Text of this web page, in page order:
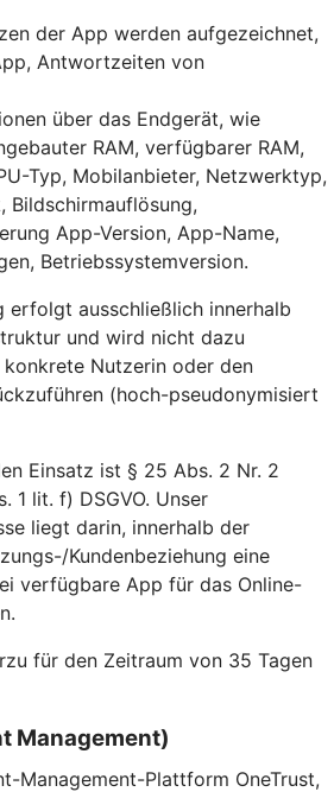
der App werden aufgezeichnet,
Antwortzeiten von
über das Endgerät, wie
RAM, verfügbarer RAM,
Typ, Mobilanbieter, Netzwerktyp,
Bildschirmauflösung,
App-Version, App-Name,
Betriebssystemversion.
erfolgt ausschließlich innerhalb
und wird nicht dazu
Nutzerin oder den
(hoch-pseudonymisiert
Einsatz ist § 25 Abs. 2 Nr. 2
1 lit. f) DSGVO. Unser
liegt darin, innerhalb der
Kundenbeziehung eine
verfügbare App für das Online-
für den Zeitraum von 35 Tagen
Management)
Management-Plattform OneTrust,